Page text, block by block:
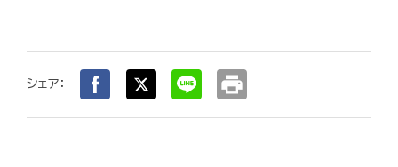
シェア： print